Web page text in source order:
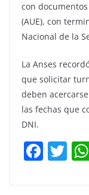
con
(AUE), con
Nacional de la
La Anses
que solicitar
deben
las fechas que
DNI.
F T